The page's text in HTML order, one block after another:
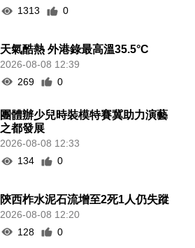
1313
0
天氣酷熱 外港錄最高溫35.5°C
2026-08-08 12:39
269
0
團體辦少兒時裝模特賽冀助力演藝
之都發展
2026-08-08 12:33
134
0
陝西柞水泥石流增至2死1人仍失蹤
2026-08-08 12:20
128
0